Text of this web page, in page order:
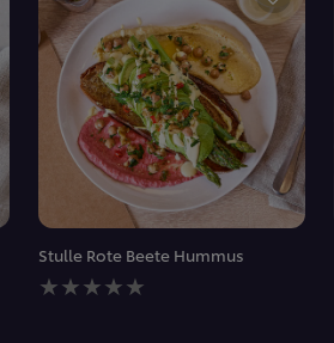
Stulle Rote Beete Hummus
Keine
Bewertungen